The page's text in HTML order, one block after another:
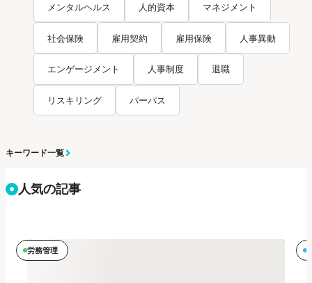
メンタルヘルス 人的資本 マネジメント
社会保険 雇用契約 雇用保険 人事異動
エンゲージメント 人事制度 退職
リスキリング パーパス
キーワード一覧
人気の記事
労務管理